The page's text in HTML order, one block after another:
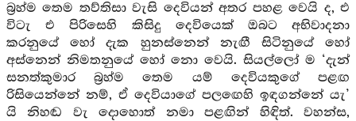
බ්‍රහ්ම තෙම තව්තිසා වැසි දෙවියන් අතර පහළ වෙයි ද, එ
විටැ එ පිරිසෙහි කිසිදු දෙවියෙක් ඔබට අභිවාදනා
කරනුයේ හෝ දැක හුනස්නෙන් නැඟී සිටිනුයේ හෝ
අස්නෙන් නිමතනුයේ හෝ නො වෙයි. සියල්ලෝ ම ‘දැන්
සනත්කුමාර බ්‍රහ්ම තෙම යම් දෙවියකුගේ පළඟ
රිසියෙන්නේ නම්, ඒ දෙවියාගේ පලඟෙහි ඉඳගන්නේ යැ’
යි නිහඬ වැ දොහොත් නමා පළඟින් හිඳිත්. වහන්ස,